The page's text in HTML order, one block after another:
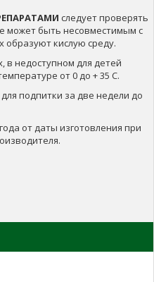
следует проверять
может быть несовместимым с
образуют кислую среду.
недоступном для детей
от 0 до + 35 С.
подпитки за две недели до
от даты изготовления при